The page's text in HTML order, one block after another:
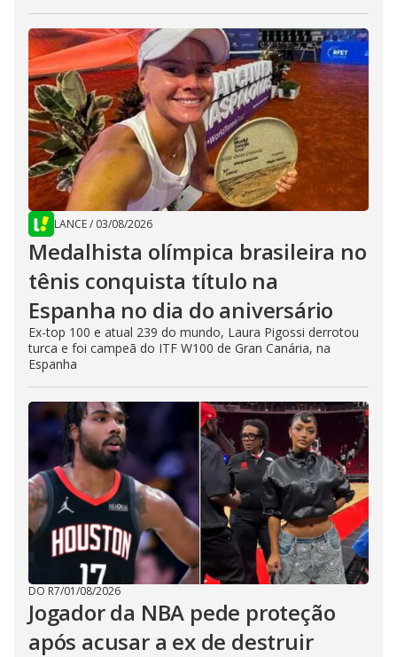
LANCE/ 03/08/2026
Medalhista olímpica brasileira no
tênis conquista título na
Espanha no dia do aniversário
Ex-top 100 e atual 239 do mundo, Laura Pigossi derrotou
turca e foi campeã do ITF W100 de Gran Canária, na
Espanha
DO R7/01/08/2026
Jogador da NBA pede proteção
após acusar a ex de destruir